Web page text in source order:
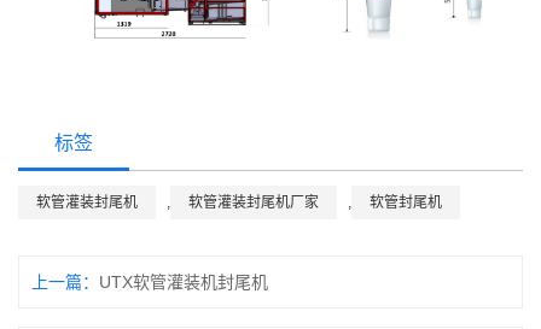
标签
软管灌装封尾机 软管灌装封尾机厂家 软管封尾机
上一篇： UTX软管灌装机封尾机